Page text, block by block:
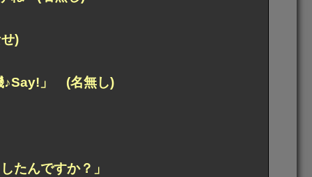
)
♪Say!」 (名無し)
たんですか？」